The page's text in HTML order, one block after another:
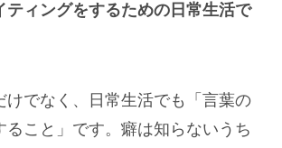
ティングをするための日常生活で
でなく、
日常生活でも「言葉の
こと」 です。癖は知らないうち